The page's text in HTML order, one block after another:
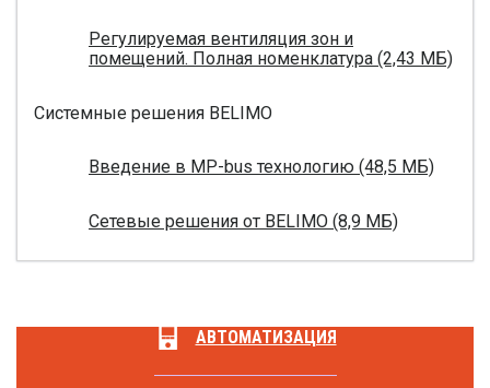
Регулируемая вентиляция зон и
помещений. Полная номенклатура (2,43 МБ)
Системные решения BELIMO
Введение в MP-bus технологию (48,5 МБ)
Сетевые решения от BELIMO (8,9 МБ)
АВТОМАТИЗАЦИЯ